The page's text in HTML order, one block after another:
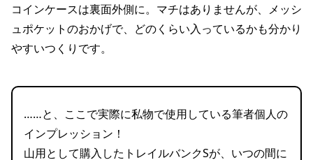
コインケースは裏面外側に。マチはありませんが、メッシ
ュポケットのおかげで、どのくらい入っているかも分かり
やすいつくりです。
……と、ここで実際に私物で使用している筆者個人の
インプレッション！
山用として購入したトレイルバンクSが、いつの間に